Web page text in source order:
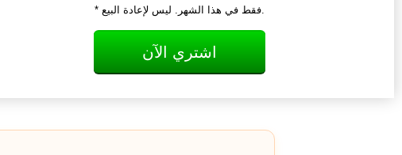
* فقط في هذا الشهر. ليس لإعادة البيع.
اشتري الآن